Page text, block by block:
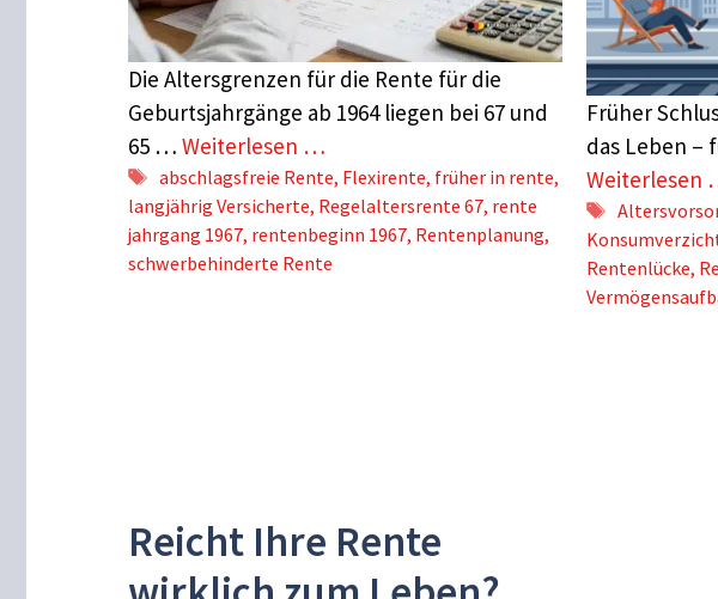
Die Altersgrenzen für die Rente für die
Geburtsjahrgänge ab 1964 liegen bei 67 und
65 … Weiterlesen …
Schlagwörter
abschlagsfreie Rente, Flexirente, früher in rente,
langjährig Versicherte, Regelaltersrente 67, rente
jahrgang 1967, rentenbeginn 1967, Rentenplanung,
schwerbehinderte Rente
Früher
das Leben –
Weiterlesen
Rentenlücke,
Reicht Ihre Rente